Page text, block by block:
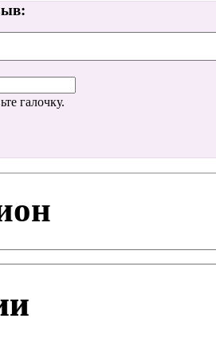
галочку.